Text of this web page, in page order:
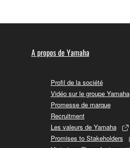
A propos de Yamaha
Profil de la société
Vidéo sur le groupe Yamaha
Promesse de marque
Recruitment
Les valeurs de Yamaha
Promises to Stakeholders